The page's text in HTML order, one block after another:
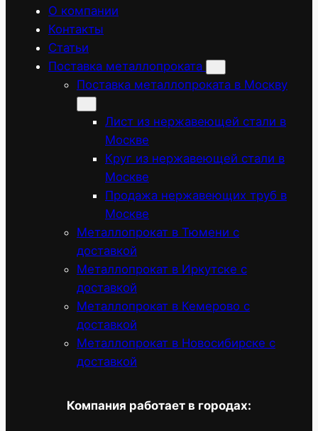
О компании
Контакты
Статьи
Поставка металлопроката
Поставка металлопроката в Москву
Лист из нержавеющей стали в
Москве
Круг из нержавеющей стали в
Москве
Продажа нержавеющих труб в
Москве
Металлопрокат в Тюмени с
доставкой
Металлопрокат в Иркутске с
доставкой
Металлопрокат в Кемерово с
доставкой
Металлопрокат в Новосибирске с
доставкой
Компания работает в городах: